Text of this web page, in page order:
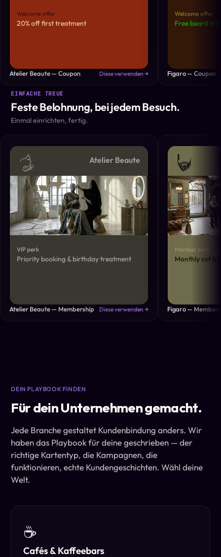
Welcome offer
20% off first treatment
Atelier Beaute — Coupon Diese verwenden →
Welcome offer
Free beard
Figaro — Coupon
EINFACHE TREUE
Feste Belohnung, bei jedem Besuch.
Einmal einrichten, fertig.
Atelier Beaute
VIP perk
Priority booking & birthday treatment
Atelier Beaute — Membership Diese verwenden →
Member perk
Monthly cut &
Figaro —
DEIN PLAYBOOK FINDEN
Für dein Unternehmen gemacht.
Jede Branche gestaltet Kundenbindung anders. Wir
haben das Playbook für deine geschrieben — der
richtige Kartentyp, die Kampagnen, die
funktionieren, echte Kundengeschichten. Wähl deine
Welt.
☕
Cafés & Kaffeebars